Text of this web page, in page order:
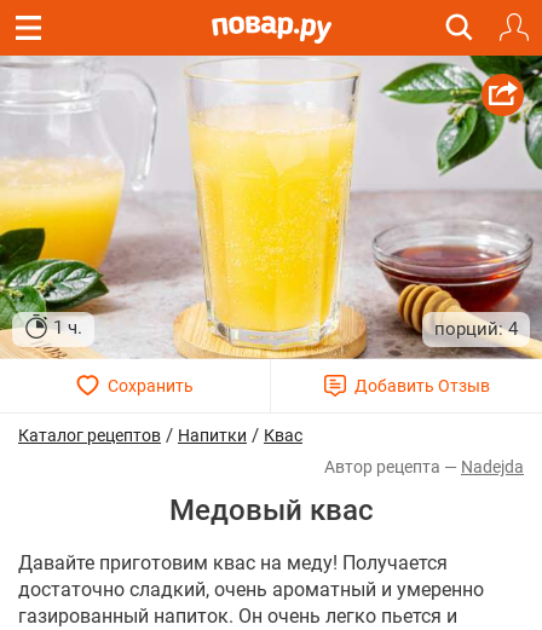
1 ч. 4
Каталог рецептов / Напитки / Квас
Nadejda
Медовый квас
Давайте приготовим квас на меду! Получается
достаточно сладкий, очень ароматный и умеренно
газированный напиток. Он очень легко пьется и